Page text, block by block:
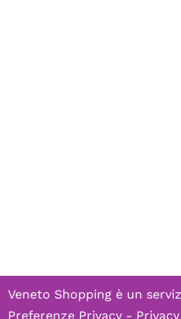
Veneto Shopping è un
Preferenze Privacy -